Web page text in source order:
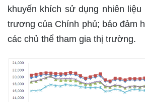
khuyến khích sử dụng nhiên
trương của Chính phủ; bảo đảm
các chủ thể tham gia thị trường.